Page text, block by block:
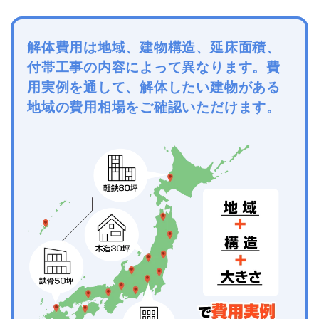
解体費用は地域、建物構造、延床面積、
付帯工事の内容によって異なります。費
用実例を通して、解体したい建物がある
地域の費用相場をご確認いただけます。